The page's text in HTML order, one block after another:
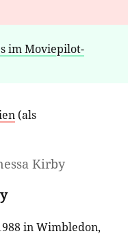
im Moviepilot-
(als
Kirby
in Wimbledon,